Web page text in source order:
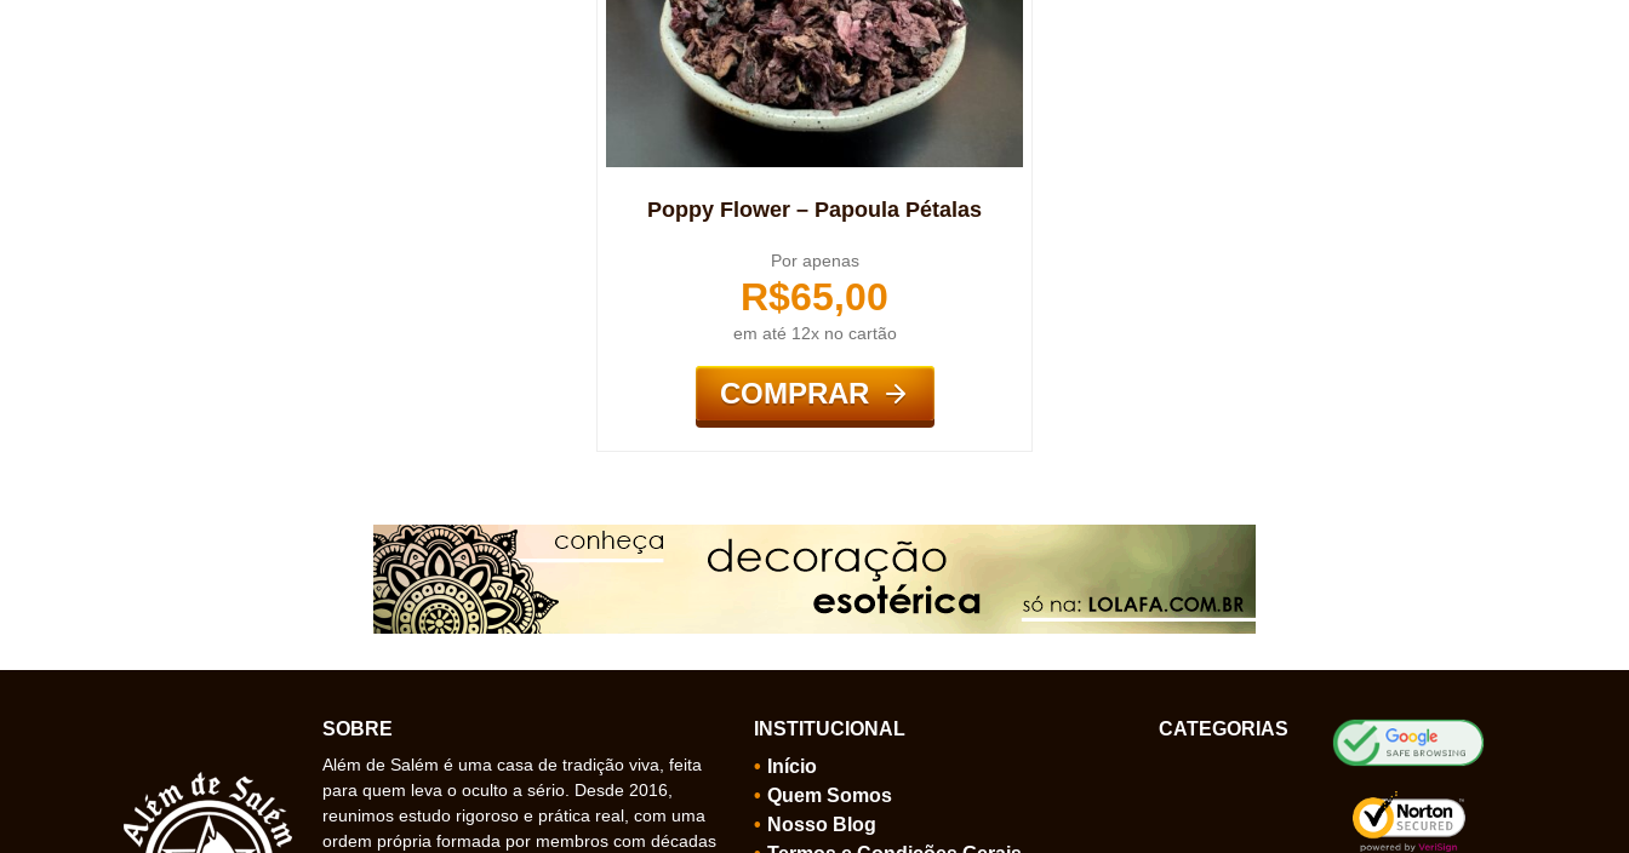
Poppy Flower – Papoula Pétalas
Por apenas
R$65,00
em até 12x no cartão
COMPRAR
SOBRE
Além de Salém é uma casa de tradição viva, feita
para quem leva o oculto a sério. Desde 2016,
reunimos estudo rigoroso e prática real, com uma
ordem própria formada por membros com décadas
INSTITUCIONAL
Início
Quem Somos
Nosso Blog
CATEGORIAS